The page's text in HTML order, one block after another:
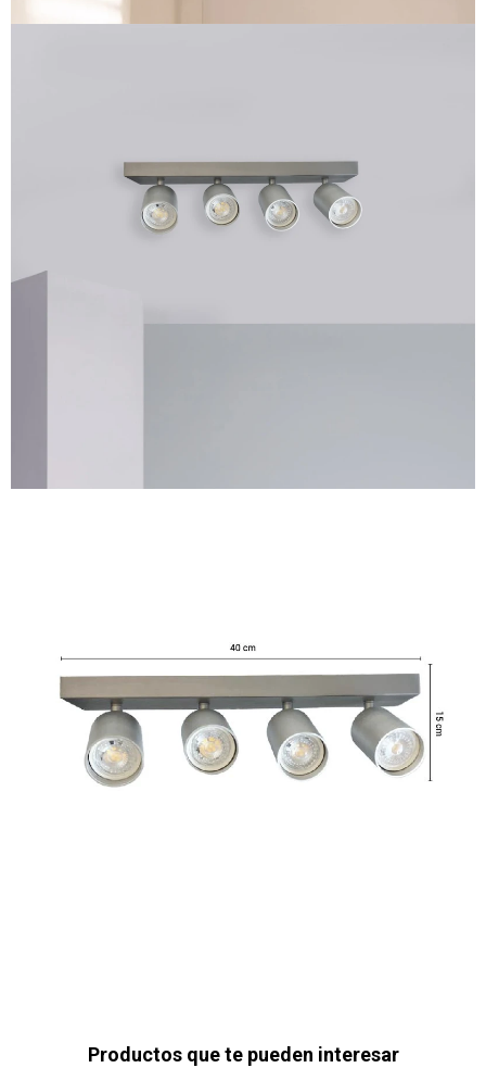
Productos que te pueden interesar